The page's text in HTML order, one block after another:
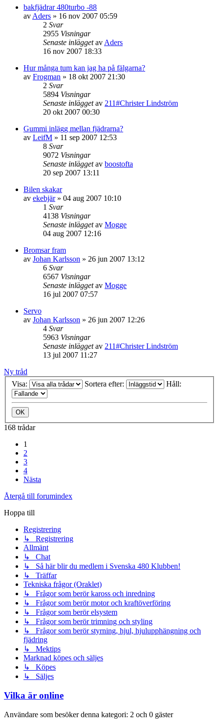
bakfjädrar 480turbo -88
av Aders » 16 nov 2007 05:59
2 Svar
2955 Visningar
Senaste inläggetav Aders
16 nov 2007 18:33
Hur många tum kan jag ha på fälgarna?
av Frogman » 18 okt 2007 21:30
2 Svar
5894 Visningar
Senaste inläggetav 211#Christer Lindström
20 okt 2007 00:30
Gummi inlägg mellan fjädrarna?
av LeifM » 11 sep 2007 12:53
8 Svar
9072 Visningar
Senaste inläggetav boostofta
20 sep 2007 13:11
Bilen skakar
av ekebjär» 04 aug 2007 10:10
1 Svar
4138 Visningar
Senaste inläggetav Mogge
04 aug 2007 12:16
Bromsar fram
av Johan Karlsson » 26 jun 2007 13:12
6 Svar
6567 Visningar
Senaste inläggetav Mogge
16 jul 2007 07:57
Servo
av Johan Karlsson » 26 jun 2007 12:26
4 Svar
5963 Visningar
Senaste inläggetav 211#Christer Lindström
13 jul 2007 11:27
Ny tråd
Visa:
Sortera efter: Håll:
168 trådar
1
2
3
4
Nästa
Återgå till forumindex
Hoppa till
Registrering
↳ Registrering
Allmänt
↳ Chat
↳ Så här blir du medlem i Svenska 480 Klubben!
↳ Träffar
Tekniska frågor (Oraklet)
↳ Frågor som berör kaross och inredning
↳ Frågor som berör motor och kraftöverföring
↳ Frågor som berör elsystem
↳ Frågor som berör trimning och styling
↳ Frågor som berör styrning, hjul, hjulupphängning och
fjädring
↳ Mektips
Marknad köpes och säljes
↳ Köpes
↳ Säljes
Vilka är online
Användare som besöker denna kategori: 2 och 0 gäster